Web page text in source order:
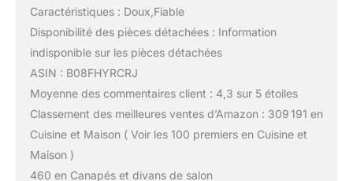
Caractéristiques : Doux,Fiable
Disponibilité des pièces détachées : Information
indisponible sur les pièces détachées
ASIN : B08FHYRCRJ
Moyenne des commentaires client : 4,3 sur 5 étoiles
Classement des meilleures ventes d’Amazon : 309 191 en
Cuisine et Maison ( Voir les 100 premiers en Cuisine et
Maison )
460 en Canapés et divans de salon